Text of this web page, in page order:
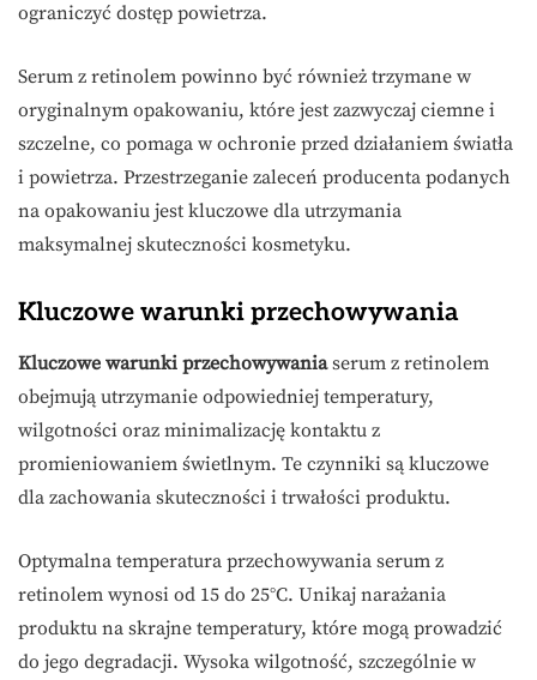
ograniczyć dostęp powietrza.
Serum z retinolem powinno być również trzymane w
oryginalnym opakowaniu, które jest zazwyczaj ciemne i
szczelne, co pomaga w ochronie przed działaniem światła
i powietrza. Przestrzeganie zaleceń producenta podanych
na opakowaniu jest kluczowe dla utrzymania
maksymalnej skuteczności kosmetyku.
Kluczowe warunki przechowywania
Kluczowe warunki przechowywaniaserum z retinolem
obejmują utrzymanie odpowiedniej temperatury,
wilgotności oraz minimalizację kontaktu z
promieniowaniem świetlnym. Te czynniki są kluczowe
dla zachowania skuteczności i trwałości produktu.
Optymalna temperatura przechowywania serum z
retinolem wynosi od 15 do 25°C. Unikaj narażania
produktu na skrajne temperatury, które mogą prowadzić
do jego degradacji. Wysoka wilgotność, szczególnie w